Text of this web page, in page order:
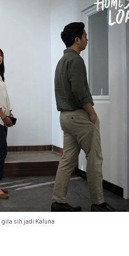
gila sih jadi Kaluna